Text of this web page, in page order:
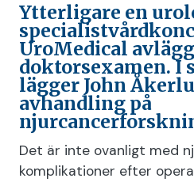
Ytterligare en
UroMedical
doktorsexamen. I
lägger John
avhandling på
Det är inte ovanligt med
komplikationer efter